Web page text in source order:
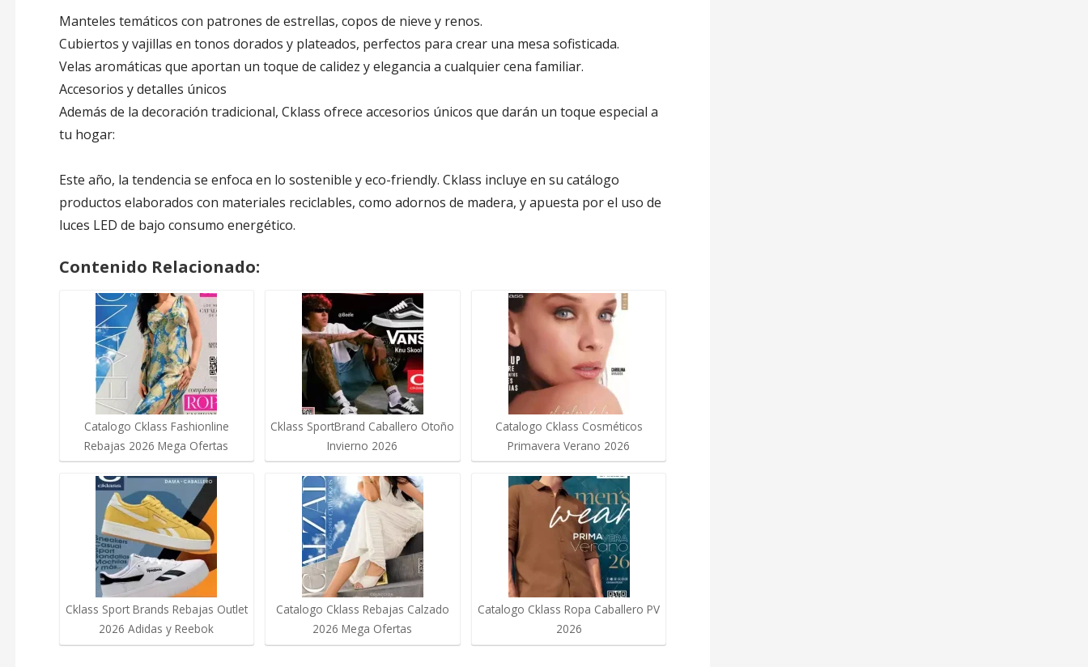
Manteles temáticos con patrones de estrellas, copos de nieve y renos.
Cubiertos y vajillas en tonos dorados y plateados, perfectos para crear una mesa sofisticada.
Velas aromáticas que aportan un toque de calidez y elegancia a cualquier cena familiar.
Accesorios y detalles únicos
Además de la decoración tradicional, Cklass ofrece accesorios únicos que darán un toque especial a
tu hogar:
Este año, la tendencia se enfoca en lo sostenible y eco-friendly. Cklass incluye en su catálogo
productos elaborados con materiales reciclables, como adornos de madera, y apuesta por el uso de
luces LED de bajo consumo energético.
Contenido Relacionado:
Catalogo Cklass Fashionline
Rebajas 2026 Mega Ofertas
Cklass Sport Brands Rebajas Outlet
2026 Adidas y Reebok
Cklass SportBrand Caballero Otoño
Invierno 2026
Catalogo Cklass Rebajas Calzado
2026 Mega Ofertas
Catalogo Cklass Cosméticos
Primavera Verano 2026
Catalogo Cklass Ropa Caballero PV
2026